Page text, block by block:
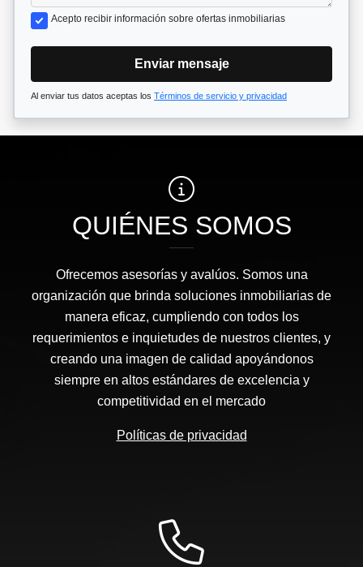
Acepto recibir información sobre ofertas inmobiliarias
Enviar mensaje
Al enviar tus datos aceptas los Términos de servicio y privacidad
QUIÉNES SOMOS
Ofrecemos asesorías y avalúos. Somos una
organización que brinda soluciones inmobiliarias de
manera eficaz, cumpliendo con todos los
requerimientos e inquietudes de nuestros clientes, y
creando una imagen de calidad apoyándonos
siempre en altos estándares de excelencia y
competitividad en el mercado
Políticas de privacidad